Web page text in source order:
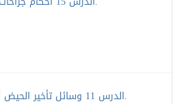
الدرس 11 وسائل تأخير الحيض أو تقديمه، وإنشاء بنوك اللبن.